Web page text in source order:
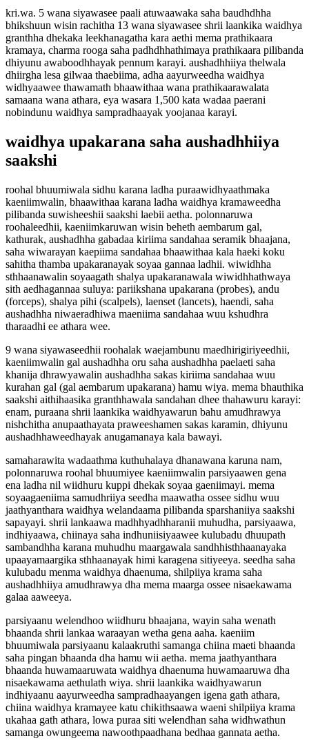
kri.wa. 5 wana siyawasee paali atuwaawaka saha baudhdhha
bhikshuun wisin rachitha 13 wana siyawasee shrii laankika waidhya
granthha dhekaka leekhanagatha kara aethi mema prathikaara
kramaya, charma rooga saha padhdhhathimaya prathikaara pilibanda
dhiyunu awaboodhhayak pennum karayi. aushadhhiiya thelwala
dhiirgha lesa gilwaa thaebiima, adha aayurweedha waidhya
widhyaawee thawamath bhaawithaa wana prathikaarawalata
samaana wana athara, eya wasara 1,500 kata wadaa paerani
nobindunu waidhya sampradhaayak yoojanaa karayi.
waidhya upakarana saha aushadhhiiya
saakshi
roohal bhuumiwala sidhu karana ladha puraawidhyaathmaka
kaeniimwalin, bhaawithaa karana ladha waidhya kramaweedha
pilibanda suwisheeshii saakshi laebii aetha. polonnaruwa
roohaleedhii, kaeniimkaruwan wisin beheth aembarum gal,
kathurak, aushadhha gabadaa kiriima sandahaa seramik bhaajana,
saha wiwarayan kaepiima sandahaa bhaawithaa kala haeki koku
sahitha thamba upakaranayak soyaa gannaa ladhii. wiwidhha
sthhaanawalin soyaagath shalya upakaranawala wiwidhhathwaya
sith aedhagannaa suluya: pariikshana upakarana (probes), andu
(forceps), shalya pihi (scalpels), laenset (lancets), haendi, saha
aushadhha niwaeradhiwa maeniima sandahaa wuu kshudhra
tharaadhi ee athara wee.
9 wana siyawaseedhii roohalak waejambunu maedhirigiriyeedhii,
kaeniimwalin gal aushadhha oru saha aushadhha paelaeti saha
khanija dhrawyawalin aushadhha sakas kiriima sandahaa wuu
kurahan gal (gal aembarum upakarana) hamu wiya. mema bhauthika
saakshi aithihaasika granthhawala sandahan dhee thahawuru karayi:
enam, puraana shrii laankika waidhyawarun bahu amudhrawya
nishchitha anupaathayata praweeshamen sakas karamin, dhiyunu
aushadhhaweedhayak anugamanaya kala bawayi.
samaharawita wadaathma kuthuhalaya dhanawana karuna nam,
polonnaruwa roohal bhuumiyee kaeniimwalin parsiyaawen gena
ena ladha nil wiidhuru kuppi dhekak soyaa gaeniimayi. mema
soyaagaeniima samudhriiya seedha maawatha ossee sidhu wuu
jaathyanthara waidhya welandaama pilibanda sparshaniiya saakshi
sapayayi. shrii lankaawa madhhyadhharanii muhudha, parsiyaawa,
indhiyaawa, chiinaya saha indhuniisiyaawee kulubadu dhuupath
sambandhha karana muhudhu maargawala sandhhisthhaanayaka
upaayamaargika sthhaanayak himi karagena sitiyeeya. seedha saha
kulubadu menma waidhya dhaenuma, shilpiiya krama saha
aushadhhiiya amudhrawya dha mema maarga ossee nisaekawama
galaa aaweeya.
parsiyaanu welendhoo wiidhuru bhaajana, wayin saha wenath
bhaanda shrii lankaa waraayan wetha gena aaha. kaeniim
bhuumiwala parsiyaanu kalaakruthi samanga chiina maeti bhaanda
saha pingan bhaanda dha hamu wii aetha. mema jaathyanthara
bhaanda huwamaaruwata waidhya dhaenuma huwamaaruwa dha
nisaekawama aethulath wiya. shrii laankika waidhyawarun
indhiyaanu aayurweedha sampradhaayangen igena gath athara,
chiina waidhya kramayee katu chikithsaawa waeni shilpiiya krama
ukahaa gath athara, lowa puraa siti welendhan saha widhwathun
samanga owungeema nawoothpaadhana bedhaa gannata aetha.